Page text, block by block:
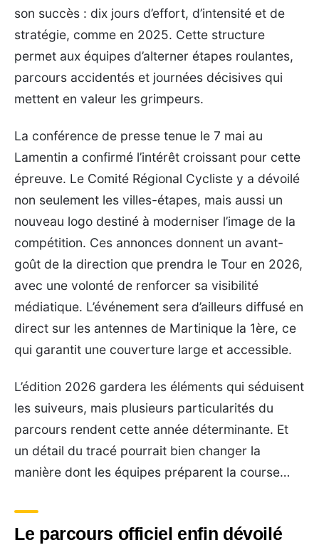
son succès : dix jours d’effort, d’intensité et de
stratégie, comme en 2025. Cette structure
permet aux équipes d’alterner étapes roulantes,
parcours accidentés et journées décisives qui
mettent en valeur les grimpeurs.
La conférence de presse tenue le 7 mai au
Lamentin a confirmé l’intérêt croissant pour cette
épreuve. Le Comité Régional Cycliste y a dévoilé
non seulement les villes-étapes, mais aussi un
nouveau logo destiné à moderniser l’image de la
compétition. Ces annonces donnent un avant-
goût de la direction que prendra le Tour en 2026,
avec une volonté de renforcer sa visibilité
médiatique. L’événement sera d’ailleurs diffusé en
direct sur les antennes de Martinique la 1ère, ce
qui garantit une couverture large et accessible.
L’édition 2026 gardera les éléments qui séduisent
les suiveurs, mais plusieurs particularités du
parcours rendent cette année déterminante. Et
un détail du tracé pourrait bien changer la
manière dont les équipes préparent la course…
Le parcours officiel enfin dévoilé